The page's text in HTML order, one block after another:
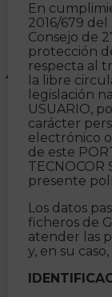
En
2016/679
Consejo de
protección
respecta al
la libre
legislación
USUARIO,
carácter
electrónico
de este
presente
Los datos
ficheros de
atender las
y, en su